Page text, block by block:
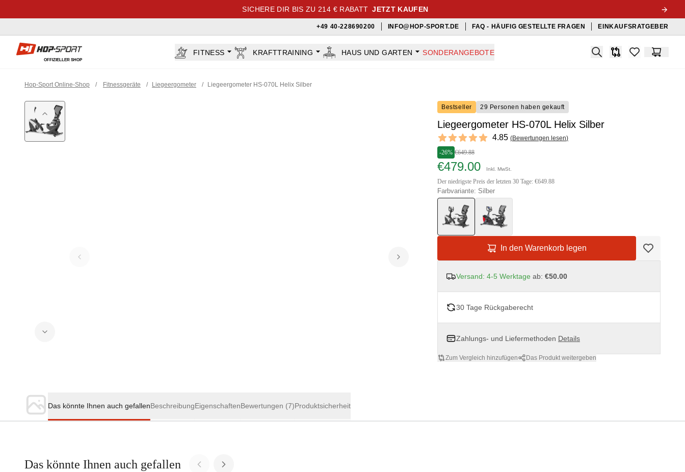
SICHERE DIR BIS ZU 214 € RABATT JETZT KAUFEN
+49 40-228690200 INFO@HOP-SPORT.DE FAQ - HÄUFIG GESTELLTE FRAGEN EINKAUFSRATGEBER
Hop-sport.at
OFFIZIELLER SHOP
FITNESS KRAFTTRAINING HAUS UND GARTEN SONDERANGEBOTE Search
Produkt-items in
Hop-Sport Online-Shop / Fitnessgeräte / Liegeergometer / Liegeergometer HS-070L Helix Silber
Bestseller 29 Personen haben gekauft
Liegeergometer HS-070L Helix Silber
Reviews
4.85 out of 5 stars 4.85 (Bewertungen lesen)
-26% €649.88
€479.00 Inkl. MwSt.
Der niedrigste Preis der letzten 30 Tage: €649.88
Farbvariante: Silber
In den Warenkorb legen
Versand: 4-5 Werktage ab: €50.00
30 Tage Rückgaberecht
Zahlungs- und Liefermethoden Details
Zum Vergleich hinzufügen Das Produkt weitergeben
Das könnte Ihnen auch gefallenBeschreibungEigenschaftenBewertungen (7)Produktsicherheit
Das könnte Ihnen auch gefallen